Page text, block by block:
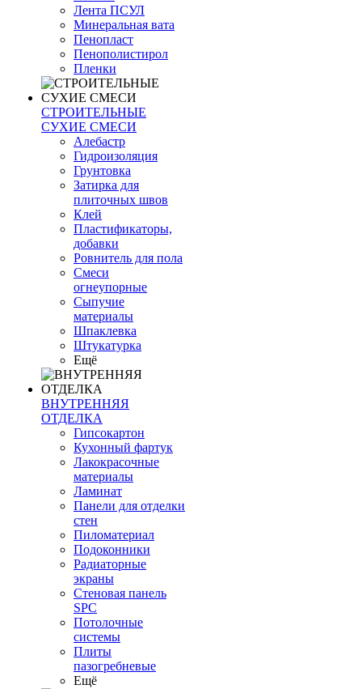
Лента ПСУЛ
Минеральная вата
Пенопласт
Пенополистирол
Пленки
СТРОИТЕЛЬНЫЕ
СУХИЕ СМЕСИ
Алебастр
Гидроизоляция
Грунтовка
Затирка для
плиточных швов
Клей
Пластификаторы,
добавки
Ровнитель для пола
Смеси
огнеупорные
Сыпучие
материалы
Шпаклевка
Штукатурка
Ещё
ВНУТРЕННЯЯ
ОТДЕЛКА
Гипсокартон
Кухонный фартук
Лакокрасочные
материалы
Ламинат
Панели для отделки
стен
Пиломатериал
Подоконники
Радиаторные
экраны
Стеновая панель
SPC
Потолочные
системы
Плиты
пазогребневые
Ещё